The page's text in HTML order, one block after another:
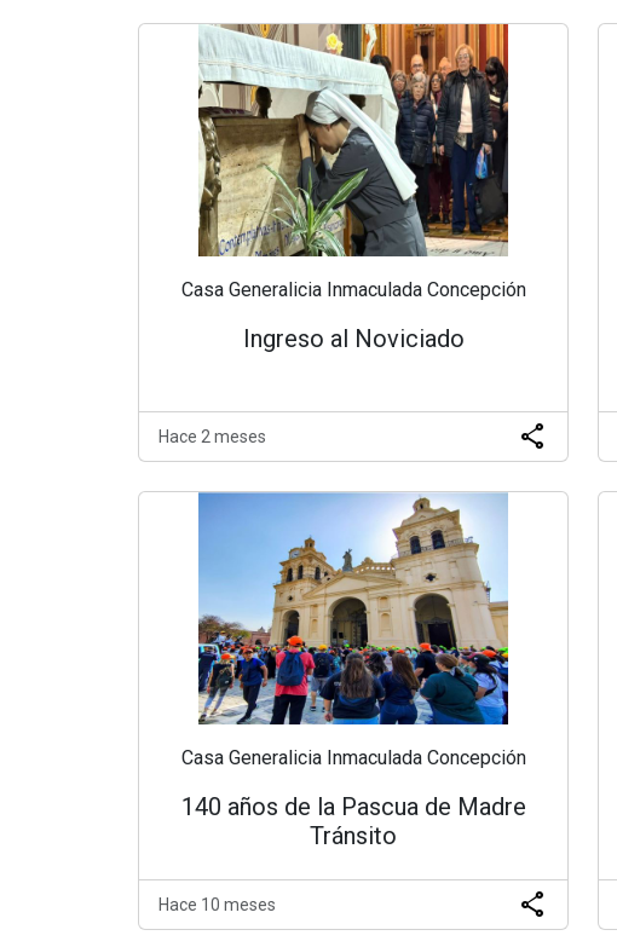
Casa Generalicia Inmaculada Concepción
Ingreso al Noviciado
Hace 2 meses share
Casa Generalicia Inmaculada Concepción
140 años de la Pascua de Madre
Tránsito
Hace 10 meses share